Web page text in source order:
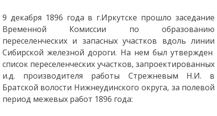
9 декабря 1896 года в г.Иркутске прошло заседание
Временной Комиссии по образованию
переселенческих и запасных участков вдоль линии
Сибирской железной дороги. На нем был утвержден
список переселенческих участков, запроектированных
и.д. производителя работы Стрежневым Н.И. в
Братской волости Нижнеудинского округа, за полевой
период межевых работ 1896 года: